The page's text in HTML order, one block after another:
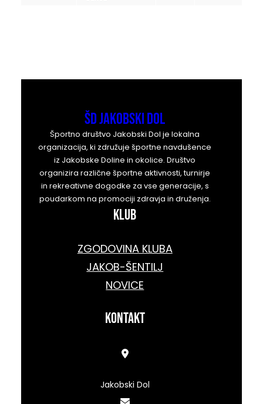
ŠD Jakobski Dol
Športno društvo Jakobski Dol je lokalna
organizacija, ki združuje športne navdušence
iz Jakobske Doline in okolice. Društvo
organizira različne športne aktivnosti, turnirje
in rekreativne dogodke za vse generacije, s
poudarkom na promociji zdravja in druženja.
KLUB
ZGODOVINA KLUBA
JAKOB-ŠENTILJ
NOVICE
kontakt
Jakobski Dol